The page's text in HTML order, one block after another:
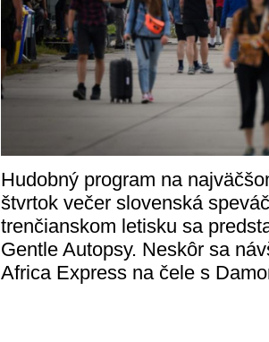
Hudobný program na
štvrtok večer slovenská
trenčianskom letisku sa
Gentle Autopsy. Neskôr sa
Africa Express na čele s